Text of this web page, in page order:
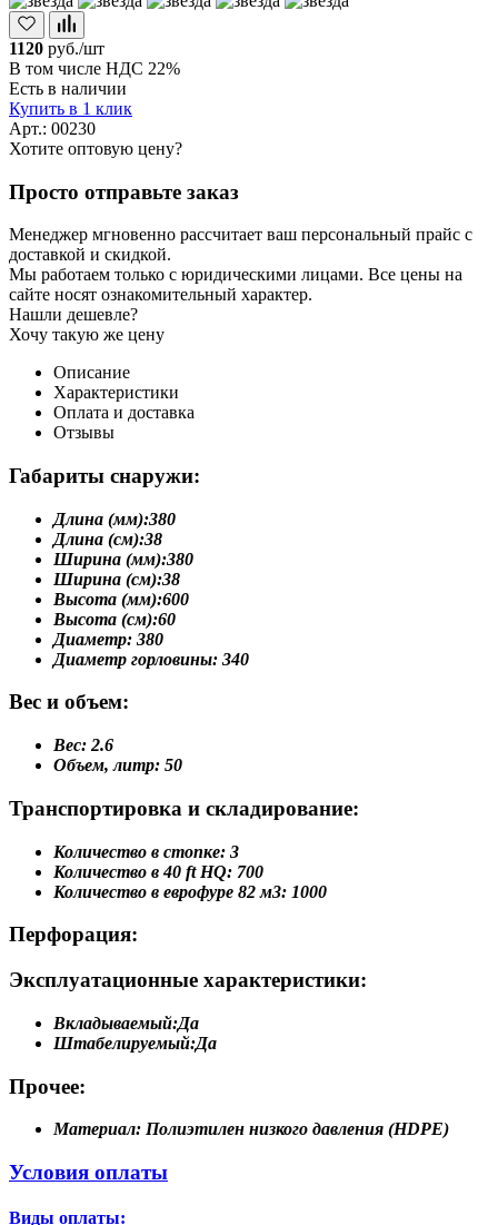
1120 руб./шт
В том числе НДС 22%
Есть в наличии
Купить в 1 клик
Арт.: 00230
Хотите оптовую цену?
Просто отправьте заказ
Менеджер мгновенно рассчитает ваш персональный прайс с
доставкой и скидкой.
Мы работаем только с юридическими лицами. Все цены на
сайте носят ознакомительный характер.
Нашли дешевле?
Хочу такую же цену
Описание
Характеристики
Оплата и доставка
Отзывы
Габариты снаружи:
Длина (мм):380
Длина (см):38
Ширина (мм):380
Ширина (см):38
Высота (мм):600
Высота (см):60
Диаметр: 380
Диаметр горловины: 340
Вес и объем:
Вес: 2.6
Объем, литр: 50
Транспортировка и складирование:
Количество в стопке: 3
Количество в 40 ft HQ: 700
Количество в еврофуре 82 м3: 1000
Перфорация:
Эксплуатационные характеристики:
Вкладываемый:Да
Штабелируемый:Да
Прочее:
Материал: Полиэтилен низкого давления (HDPE)
Условия оплаты
Виды оплаты: